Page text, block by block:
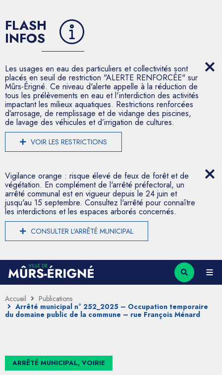
FLASH
INFOS
Les usages en eau des particuliers et collectivités sont
placés en seuil de restriction "ALERTE RENFORCÉE" sur
Mûrs-Érigné. Ce niveau d'alerte appelle à la réduction de
tous les prélèvements en eau et l'interdiction des activités
impactant les milieux aquatiques. Restrictions renforcées
d’arrosage, de remplissage et de vidange des piscines,
de lavage des véhicules et d’irrigation de cultures.
VOIR LES RESTRICTIONS
Vigilance orange : risque élevé de feux de forêt et de
végétation. En complément de l'arrêté préfectoral, un
arrêté communal est en vigueur depuis le 24 juin et
jusqu'au 15 septembre. Consultez l'arrêté pour connaître
les interdictions et les espaces arborés concernés.
CONSULTER L'ARRÊTÉ MUNICIPAL
Accueil
Publications
Arrêté municipal n° 252_2025 – Occupation temporaire
du domaine public de la commune – rue François Ménard
ARRÊTÉ MUNICIPAL, VOIRIE